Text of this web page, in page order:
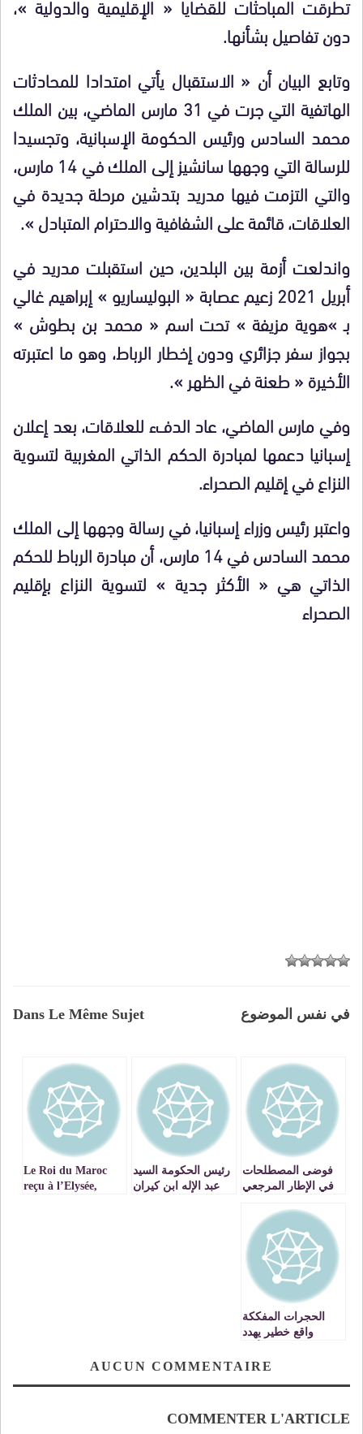
دون تفاصيل بشأنها.
وتابع البيان أن « الاستقبال يأتي امتدادا للمحادثات
الهاتفية التي جرت في 31 مارس الماضي، بين الملك
محمد السادس ورئيس الحكومة الإسبانية، وتجسيدا
للرسالة التي وجهها سانشيز إلى الملك في 14 مارس،
والتي التزمت فيها مدريد بتدشين مرحلة جديدة في
العلاقات، قائمة على الشفافية والاحترام المتبادل ».
واندلعت أزمة بين البلدين، حين استقبلت مدريد في
أبريل 2021 زعيم عصابة « البوليساريو » إبراهيم غالي
بـ »هوية مزيفة » تحت اسم « محمد بن بطوش »
بجواز سفر جزائري ودون إخطار الرباط، وهو ما اعتبرته
الأخيرة « طعنة في الظهر ».
وفي مارس الماضي، عاد الدفء للعلاقات، بعد إعلان
إسبانيا دعمها لمبادرة الحكم الذاتي المغربية لتسوية
النزاع في إقليم الصحراء.
واعتبر رئيس وزراء إسبانيا، في رسالة وجهها إلى الملك
محمد السادس في 14 مارس، أن مبادرة الرباط للحكم
الذاتي هي « الأكثر جدية » لتسوية النزاع بإقليم
الصحراء
Dans Le Même Sujet في نفس الموضوع
فوضى المصطلحات
في الإطار المرجعي
للمشروع الشخصي
للمتعلم
رئيس الحكومة السيد
عبد الإله ابن كيران
Le Roi du Maroc
reçu à l’Elysée,
الحجرات المفككة
واقع خطير يهدد
التربوية والإداريةAUCUN COMMENTAIRE
COMMENTER L'ARTICLE